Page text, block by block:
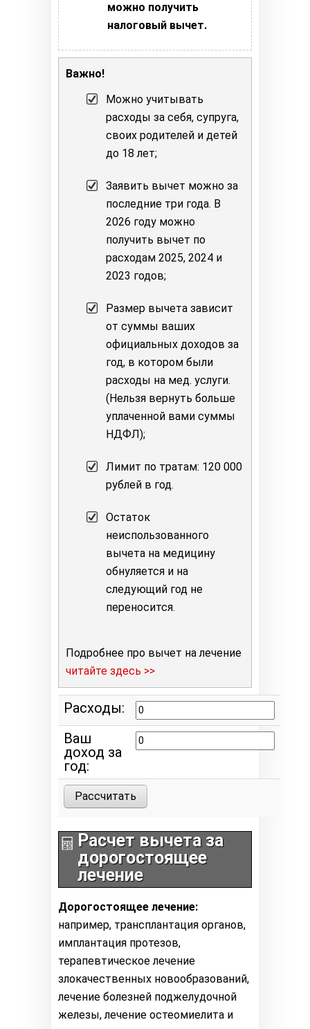
можно получить
налоговый вычет.
Важно!
Можно учитывать
расходы за себя, супруга,
своих родителей и детей
до 18 лет;
Заявить вычет можно за
последние три года. В
2026 году можно
получить вычет по
расходам 2025, 2024 и
2023 годов;
Размер вычета зависит
от суммы ваших
официальных доходов за
год, в котором были
расходы на мед. услуги.
(Нельзя вернуть больше
уплаченной вами суммы
НДФЛ);
Лимит по тратам: 120 000
рублей в год.
Остаток
неиспользованного
вычета на медицину
обнуляется и на
следующий год не
переносится.
Подробнее про вычет на лечение
читайте здесь >>
Расходы:
Ваш
доход за
год:
Рассчитать
Расчет вычета за
дорогостоящее
лечение
Дорогостоящее лечение:
например, трансплантация органов,
имплантация протезов,
терапевтическое лечение
злокачественных новообразований,
лечение болезней поджелудочной
железы, лечение остеомиелита и